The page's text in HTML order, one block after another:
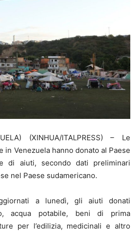
(XINHUA/ITALPRESS) – Le
in Venezuela hanno donato al Paese
di aiuti, secondo dati preliminari
nel Paese sudamericano.
a lunedì, gli aiuti donati
acqua potabile, beni di prima
per l’edilizia, medicinali e altro